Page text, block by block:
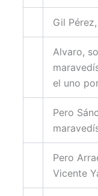
Gil
Alvaro,
el uno
Pero
Pero
Vicente